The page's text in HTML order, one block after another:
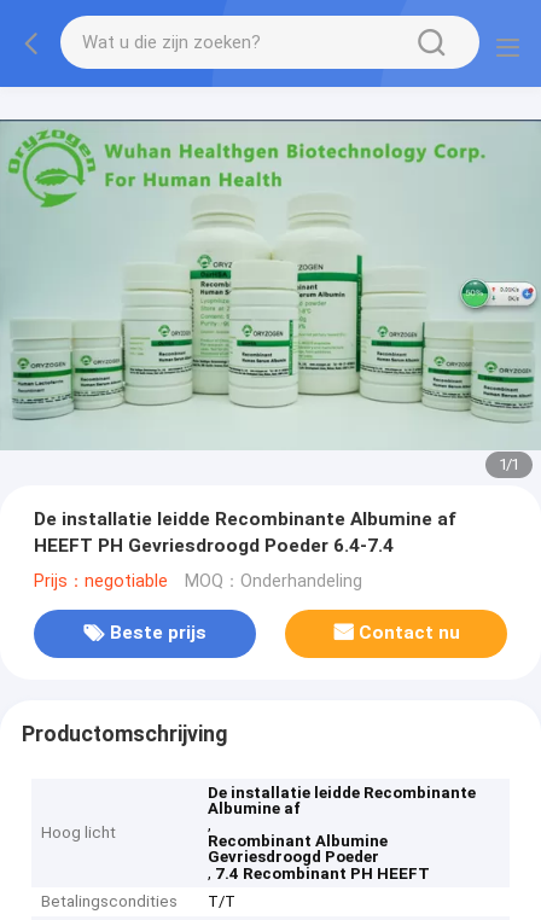
1/1
De installatie leidde Recombinante Albumine af
HEEFT PH Gevriesdroogd Poeder 6.4-7.4
Prijs：negotiable MOQ：Onderhandeling
Beste prijs Contact nu
Productomschrijving
Hoog licht
De installatie leidde Recombinante
Albumine af
,
Recombinant Albumine
Gevriesdroogd Poeder
, 7.4 Recombinant PH HEEFT
Betalingscondities
T/T